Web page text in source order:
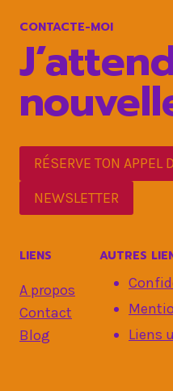
CONTACTE-MOI
RÉSERVE TON APPEL
NEWSLETTER
LIENS
A propos
Contact
Blog
AUTRES
Liens